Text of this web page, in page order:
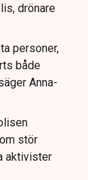
drönare
personer,
både
Anna-
stör
aktivister